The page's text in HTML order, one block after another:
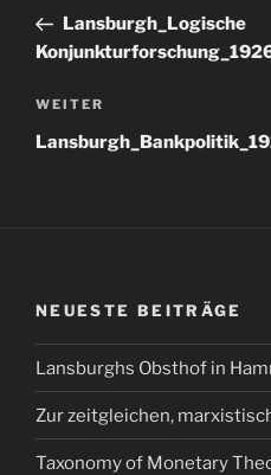
Beitrag
Lansburgh_Logische
Nächster
Beitrag
WEITER
NEUESTE BEITRÄGE
Lansburghs Obsthof in
Zur zeitgleichen,
Taxonomy of Monetary